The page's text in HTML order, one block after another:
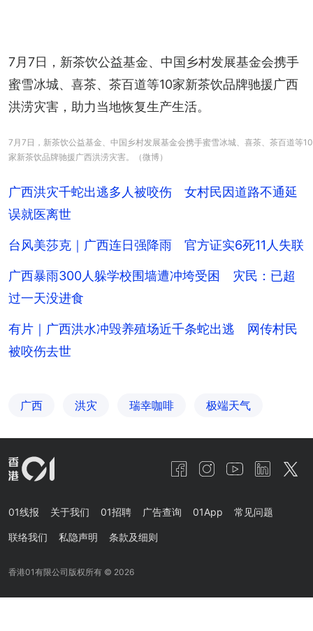
7月7日，新茶饮公益基金、中国乡村发展基金会携手
蜜雪冰城、喜茶、茶百道等10家新茶饮品牌驰援广西
洪涝灾害，助力当地恢复生产生活。
7月7日，新茶饮公益基金、中国乡村发展基金会携手蜜雪冰城、喜茶、茶百道等10
家新茶饮品牌驰援广西洪涝灾害。（微博）
广西洪灾千蛇出逃多人被咬伤 女村民因道路不通延
误就医离世
台风美莎克｜广西连日强降雨 官方证实6死11人失联
广西暴雨300人躲学校围墙遭冲垮受困 灾民：已超
过一天没进食
有片｜广西洪水冲毁养殖场近千条蛇出逃 网传村民
被咬伤去世
广西 洪灾 瑞幸咖啡 极端天气
01线报 关于我们 01招聘 广告查询 01App 常见问题
联络我们 私隐声明 条款及细则
香港01有限公司版权所有 © 2026